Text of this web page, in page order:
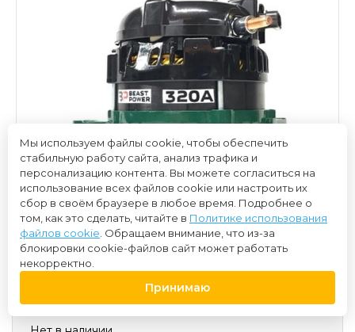
35 000 ₽
Мы используем файлы cookie, чтобы обеспечить
стабильную работу сайта, анализ трафика и
персонализацию контента. Вы можете согласиться на
использование всех файлов cookie или настроить их
сбор в своём браузере в любое время. Подробнее о
том, как это сделать, читайте в Политике использования
файлов cookie . Обращаем внимание, что из-за
блокировки cookie-файлов сайт может работать
некорректно.
Принимаю